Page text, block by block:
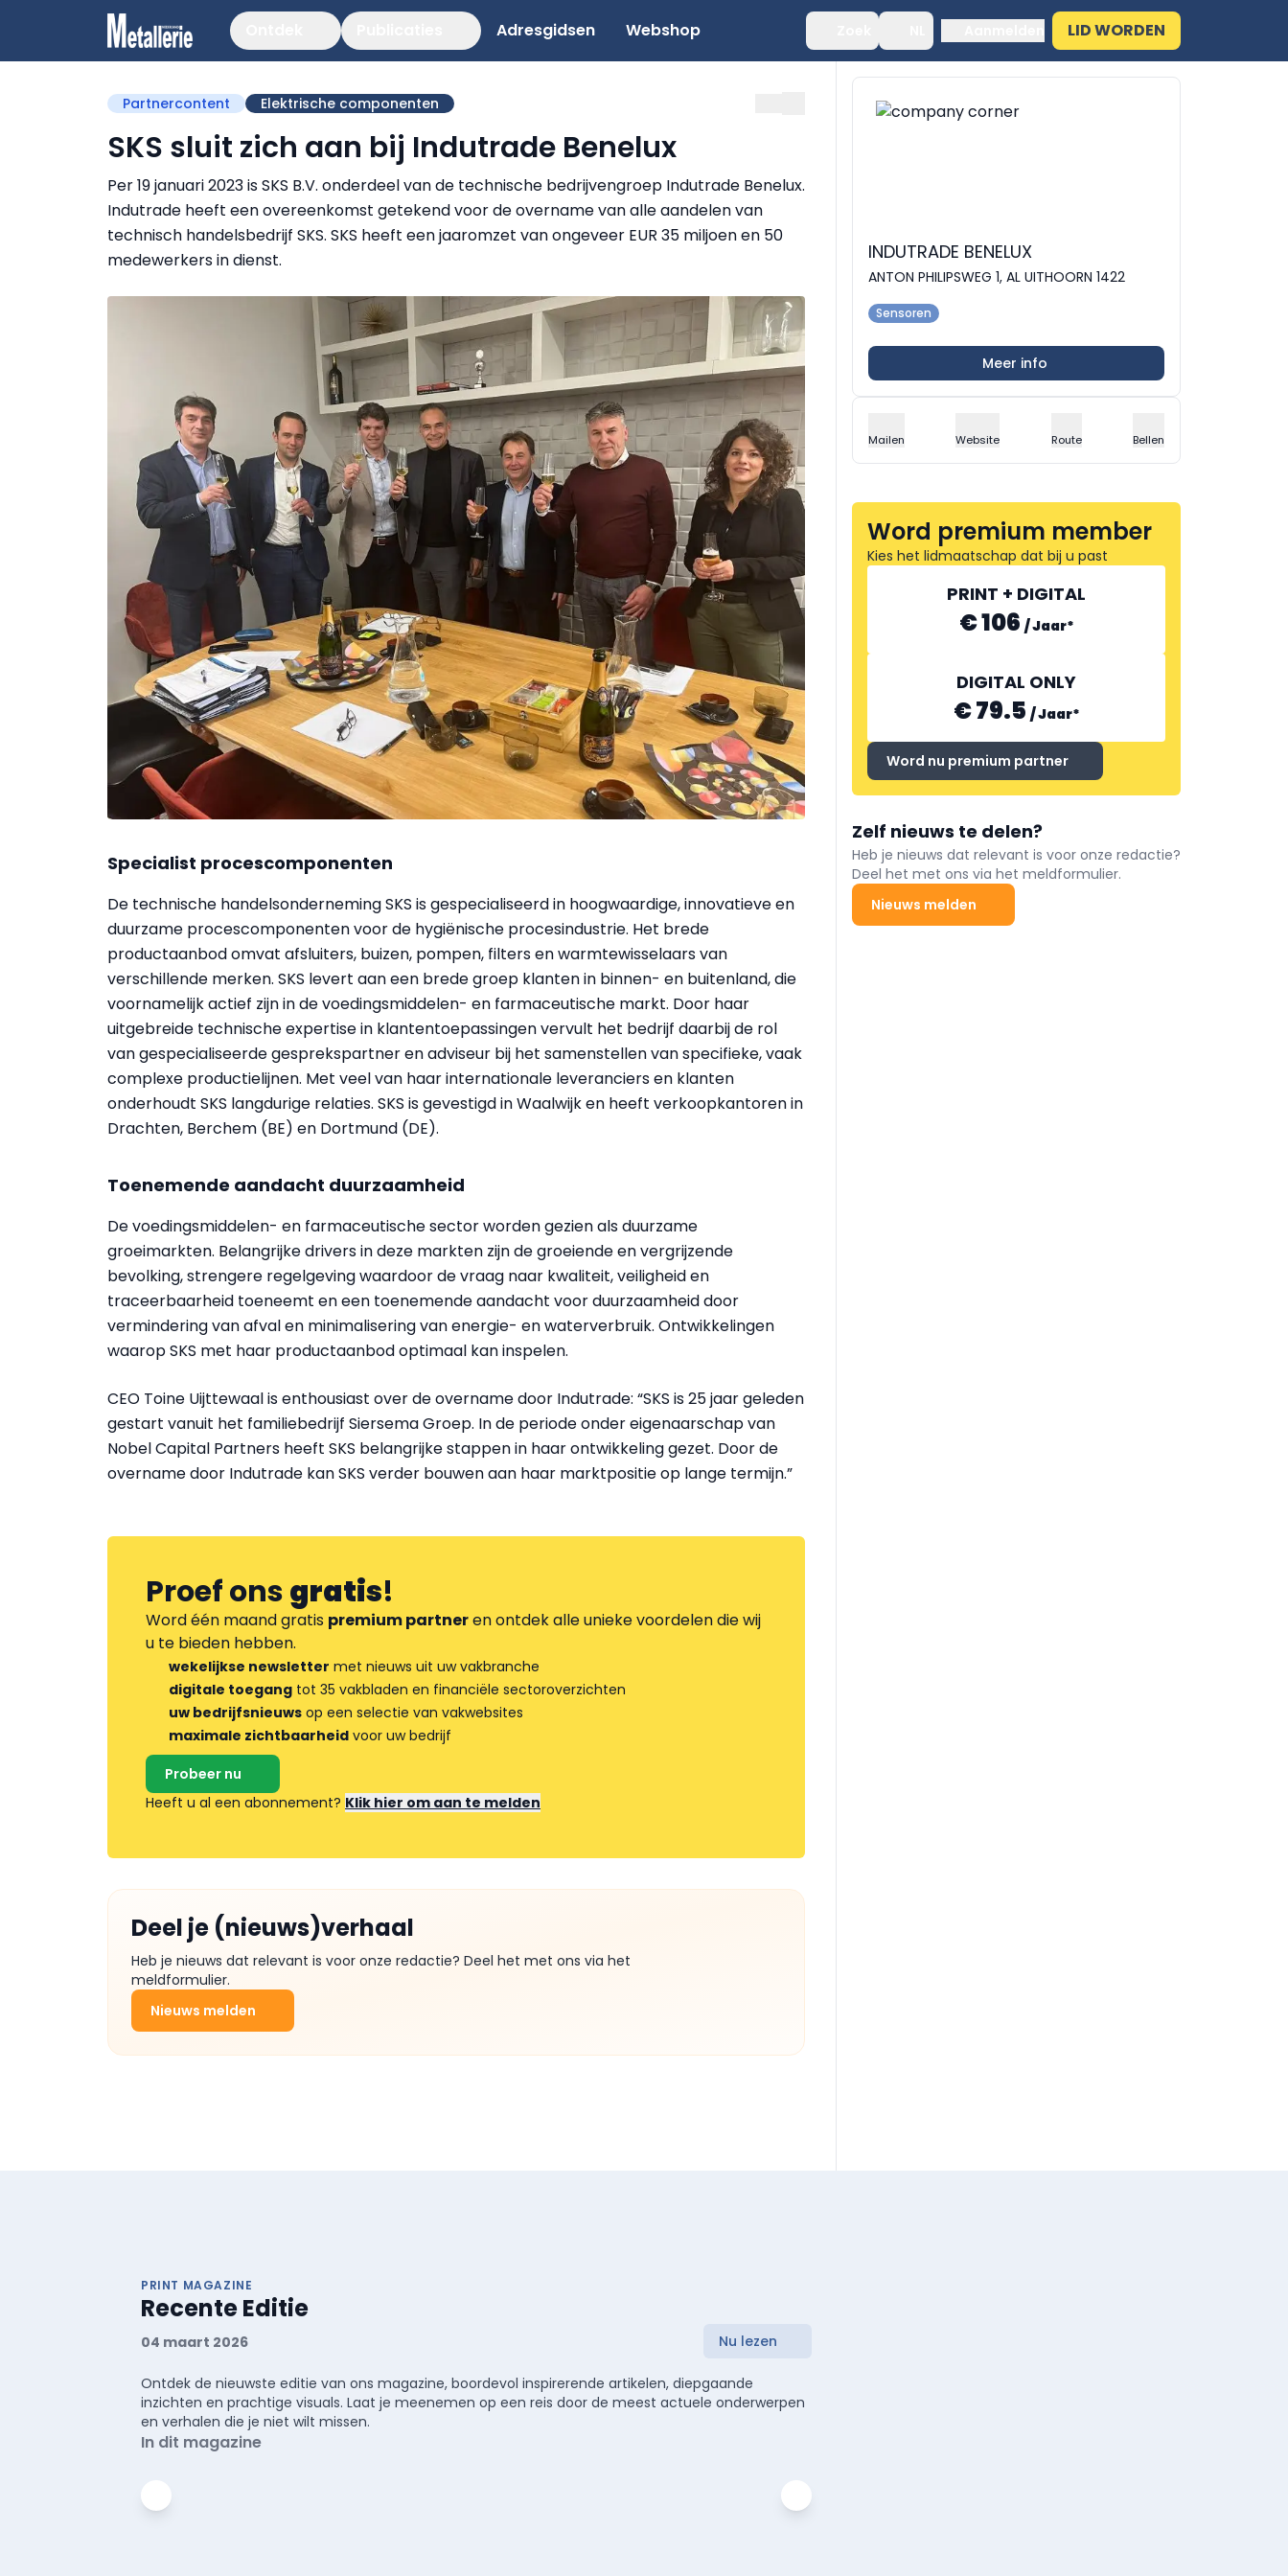
Adresgidsen Webshop LID WORDEN
Partnercontent Elektrische componenten
SKS sluit zich aan bij Indutrade Benelux
Per 19 januari 2023 is SKS B.V. onderdeel van de technische bedrijvengroep Indutrade Benelux.
Indutrade heeft een overeenkomst getekend voor de overname van alle aandelen van
technisch handelsbedrijf SKS. SKS heeft een jaaromzet van ongeveer EUR 35 miljoen en 50
medewerkers in dienst.
Specialist procescomponenten
De technische handelsonderneming SKS is gespecialiseerd in hoogwaardige, innovatieve en
duurzame procescomponenten voor de hygiënische procesindustrie. Het brede
productaanbod omvat afsluiters, buizen, pompen, filters en warmtewisselaars van
verschillende merken. SKS levert aan een brede groep klanten in binnen- en buitenland, die
voornamelijk actief zijn in de voedingsmiddelen- en farmaceutische markt. Door haar
uitgebreide technische expertise in klantentoepassingen vervult het bedrijf daarbij de rol
van gespecialiseerde gesprekspartner en adviseur bij het samenstellen van specifieke, vaak
complexe productielijnen. Met veel van haar internationale leveranciers en klanten
onderhoudt SKS langdurige relaties. SKS is gevestigd in Waalwijk en heeft verkoopkantoren in
Drachten, Berchem (BE) en Dortmund (DE).
Toenemende aandacht duurzaamheid
De voedingsmiddelen- en farmaceutische sector worden gezien als duurzame
groeimarkten. Belangrijke drivers in deze markten zijn de groeiende en vergrijzende
bevolking, strengere regelgeving waardoor de vraag naar kwaliteit, veiligheid en
traceerbaarheid toeneemt en een toenemende aandacht voor duurzaamheid door
vermindering van afval en minimalisering van energie- en waterverbruik. Ontwikkelingen
waarop SKS met haar productaanbod optimaal kan inspelen.
CEO Toine Uijttewaal is enthousiast over de overname door Indutrade: “SKS is 25 jaar geleden
gestart vanuit het familiebedrijf Siersema Groep. In de periode onder eigenaarschap van
Nobel Capital Partners heeft SKS belangrijke stappen in haar ontwikkeling gezet. Door de
overname door Indutrade kan SKS verder bouwen aan haar marktpositie op lange termijn.”
Proef onsgratis!
Word één maand gratis premium partneren ontdek alle unieke voordelen die wij
u te bieden hebben.
wekelijkse newsletter met nieuws uit uw vakbranche
digitale toegang tot 35 vakbladen en financiële sectoroverzichten
uw bedrijfsnieuws op een selectie van vakwebsites
maximale zichtbaarheid voor uw bedrijf
Probeer nu
Heeft u al een abonnement? Klik hier om aan te melden
Deel je (nieuws)verhaal
Heb je nieuws dat relevant is voor onze redactie? Deel het met ons via het
meldformulier.
Nieuws melden
INDUTRADE BENELUX
ANTON PHILIPSWEG 1, AL UITHOORN 1422
Sensoren
Meer info
Mailen Website Route Bellen
Word premium member
Kies het lidmaatschap dat bij u past
PRINT + DIGITAL
€ 106 /Jaar*
DIGITAL ONLY
€ 79.5 /Jaar*
Word nu premium partner
Zelf nieuws te delen?
Heb je nieuws dat relevant is voor onze redactie?
Deel het met ons via het meldformulier.
Nieuws melden
PRINT MAGAZINE
Recente Editie
04 maart 2026 Nu lezen
Ontdek de nieuwste editie van ons magazine, boordevol inspirerende artikelen, diepgaande
inzichten en prachtige visuals. Laat je meenemen op een reis door de meest actuele onderwerpen
en verhalen die je niet wilt missen.
In dit magazine